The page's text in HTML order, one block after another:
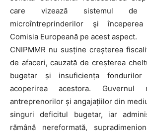
care vizează sistemul de
microîntreprinderilor şi
Comisia Europeană pe acest aspect.
CNIPMMR nu susține creșterea
de afaceri, cauzată de creșterea
bugetar și insuficiența fondurilor
acoperirea acestora.
antreprenorilor și angajațiilor din
singuri deficitul bugetar, iar
rămână nereformată,